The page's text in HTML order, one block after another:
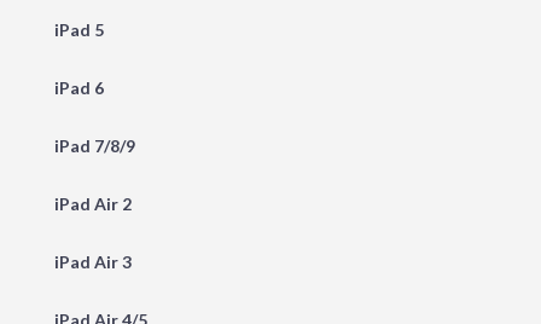
iPad 5
iPad 6
iPad 7/8/9
iPad Air 2
iPad Air 3